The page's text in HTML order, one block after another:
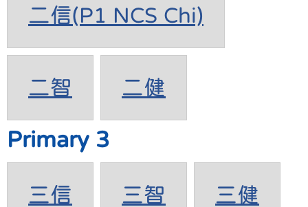
二信(P1 NCS Chi)
二智 二健
Primary 3
三信 三智 三健